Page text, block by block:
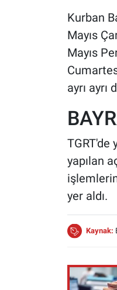
Kurban
Mayıs
Mayıs
ayrı ayrı
TGRT'de
yapılan
yer aldı.
Kaynak: